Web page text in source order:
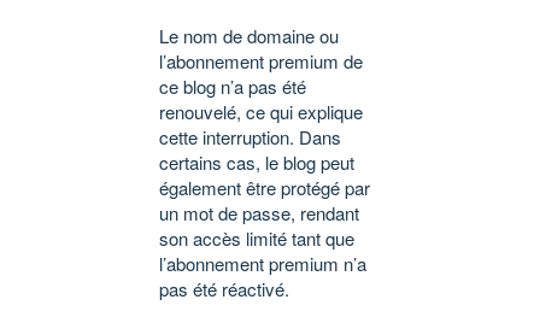
Le nom de domaine ou
l’abonnement premium de
ce blog n’a pas été
renouvelé, ce qui explique
cette interruption. Dans
certains cas, le blog peut
également être protégé par
un mot de passe, rendant
son accès limité tant que
l’abonnement premium n’a
pas été réactivé.